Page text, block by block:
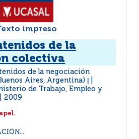
impreso
de la
colectiva
de la negociación
Aires, Argentina)
de Trabajo, Empleo y
2009